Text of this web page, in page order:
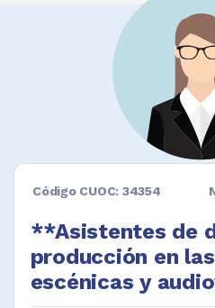
Código CUOC: 34354
**Asistentes de
producción en
escénicas y